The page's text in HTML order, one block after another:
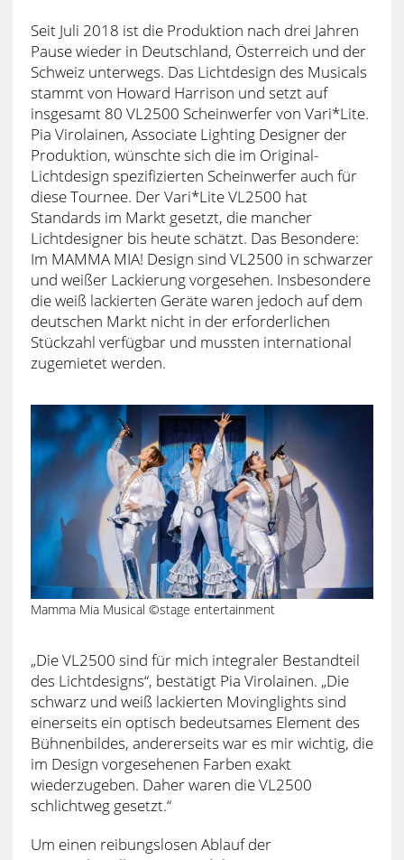
Seit Juli 2018 ist die Produktion nach drei Jahren
Pause wieder in Deutschland, Österreich und der
Schweiz unterwegs. Das Lichtdesign des Musicals
stammt von Howard Harrison und setzt auf
insgesamt 80 VL2500 Scheinwerfer von Vari*Lite.
Pia Virolainen, Associate Lighting Designer der
Produktion, wünschte sich die im Original-
Lichtdesign spezifizierten Scheinwerfer auch für
diese Tournee. Der Vari*Lite VL2500 hat
Standards im Markt gesetzt, die mancher
Lichtdesigner bis heute schätzt. Das Besondere:
Im MAMMA MIA! Design sind VL2500 in schwarzer
und weißer Lackierung vorgesehen. Insbesondere
die weiß lackierten Geräte waren jedoch auf dem
deutschen Markt nicht in der erforderlichen
Stückzahl verfügbar und mussten international
zugemietet werden.
Mamma Mia Musical ©stage entertainment
„Die VL2500 sind für mich integraler Bestandteil
des Lichtdesigns“, bestätigt Pia Virolainen. „Die
schwarz und weiß lackierten Movinglights sind
einerseits ein optisch bedeutsames Element des
Bühnenbildes, andererseits war es mir wichtig, die
im Design vorgesehenen Farben exakt
wiederzugeben. Daher waren die VL2500
schlichtweg gesetzt.“
Um einen reibungslosen Ablauf der